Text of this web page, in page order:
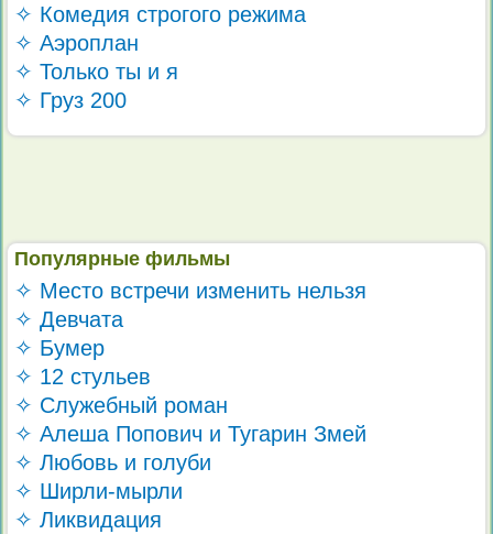
✧ Комедия строгого режима
✧ Аэроплан
✧ Только ты и я
✧ Груз 200
Популярные фильмы
✧ Место встречи изменить нельзя
✧ Девчата
✧ Бумер
✧ 12 стульев
✧ Служебный роман
✧ Алеша Попович и Тугарин Змей
✧ Любовь и голуби
✧ Ширли-мырли
✧ Ликвидация